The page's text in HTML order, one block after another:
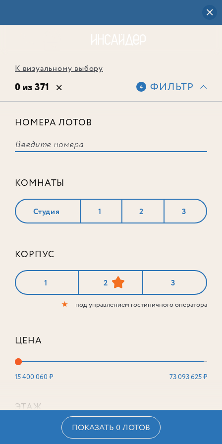
К визуальному выбору
0 из 371 4 ФИЛЬТР
НОМЕРА ЛОТОВ
КОМНАТЫ
Студия 1 2 3
КОРПУС
1 2 3
★— под управлением гостиничного оператора
ЦЕНА
15 400 060 ₽ 73 093 625 ₽
ЭТАЖ
ПОКАЗАТЬ 0 ЛОТОВ
соответствует ни одного лота